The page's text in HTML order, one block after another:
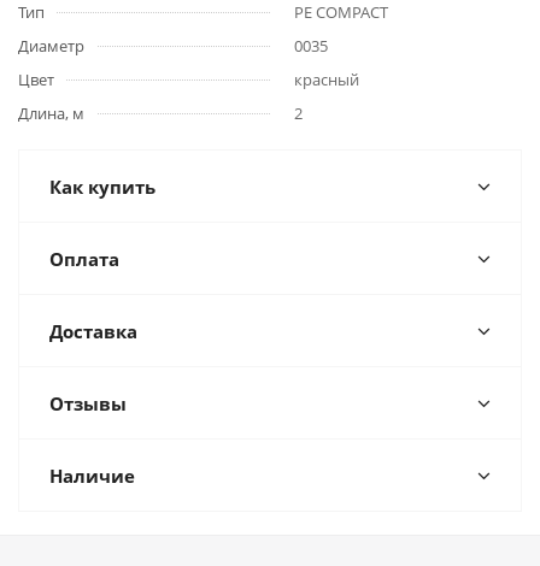
Тип
PE COMPACT
Диаметр
0035
Цвет
красный
Длина, м
2
Как купить
Оплата
Доставка
Отзывы
Наличие